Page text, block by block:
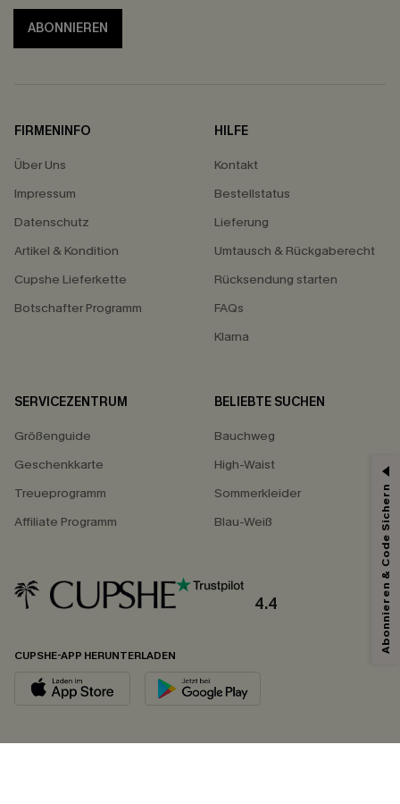
ABONNIEREN
FIRMENINFO
Über Uns
Impressum
Datenschutz
Artikel & Kondition
Cupshe Lieferkette
Botschafter Programm
HILFE
Kontakt
Bestellstatus
Lieferung
Umtausch & Rückgaberecht
Rücksendung starten
FAQs
Klarna
SERVICEZENTRUM
Größenguide
Geschenkkarte
Treueprogramm
Affiliate Programm
BELIEBTE SUCHEN
Bauchweg
High-Waist
Sommerkleider
Blau-Weiß
4.4
CUPSHE-APP HERUNTERLADEN
Abonnieren & Code Sichern